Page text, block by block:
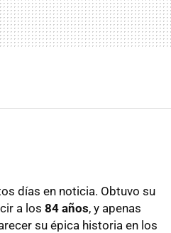
días en noticia. Obtuvo su
a los 84 años, y apenas
su épica historia en los